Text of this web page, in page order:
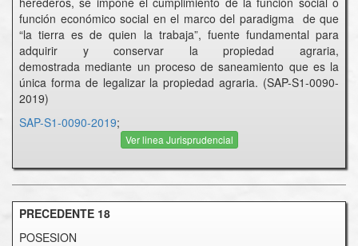
función económico social en el marco del paradigma de que
“la tierra es de quien la trabaja”, fuente fundamental para
adquirir y conservar la propiedad agraria,
demostrada mediante un proceso de saneamiento que es la
única forma de legalizar la propiedad agraria. (SAP-S1-0090-
2019)
SAP-S1-0090-2019;
Ver linea Jurisprudencial
PRECEDENTE 18
POSESION